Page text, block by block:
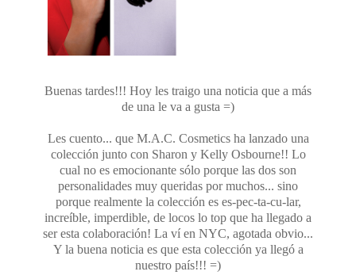
Buenas tardes!!! Hoy les traigo una noticia que a más
de una le va a gusta =)
Les cuento... que M.A.C. Cosmetics ha lanzado una
colección junto con Sharon y Kelly Osbourne!! Lo
cual no es emocionante sólo porque las dos son
personalidades muy queridas por muchos... sino
porque realmente la colección es es-pec-ta-cu-lar,
increíble, imperdible, de locos lo top que ha llegado a
ser esta colaboración! La ví en NYC, agotada obvio...
Y la buena noticia es que esta colección ya llegó a
nuestro país!!! =)